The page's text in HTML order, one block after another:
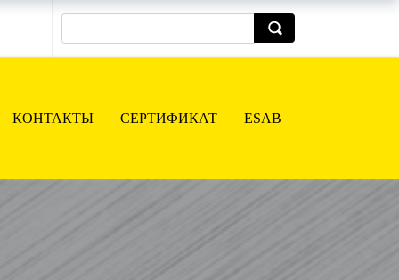
КОНТАКТЫ СЕРТИФИКАТ ESAB